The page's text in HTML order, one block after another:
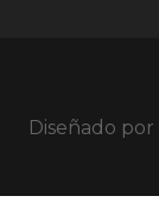
Diseñado por